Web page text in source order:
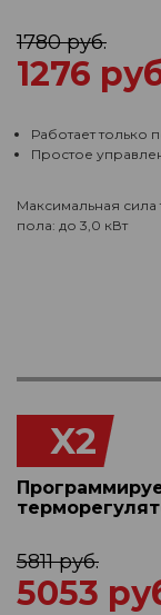
1780 руб.
1276
Работает только
Простое
Максимальная
пола: до 3,0 кВт
X2
5811 руб.
5053